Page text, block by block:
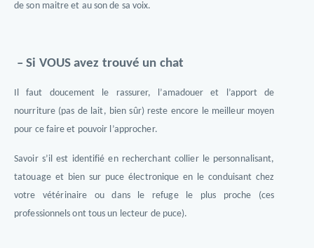
de son maitre et au son de sa voix.
– Si VOUS avez trouvé un chat
Il faut doucement le rassurer, l’amadouer et l’apport de
nourriture (pas de lait, bien sûr) reste encore le meilleur moyen
pour ce faire et pouvoir l’approcher.
Savoir s’il est identifié en recherchant collier le personnalisant,
tatouage et bien sur puce électronique en le conduisant chez
votre vétérinaire ou dans le refuge le plus proche (ces
professionnels ont tous un lecteur de puce).